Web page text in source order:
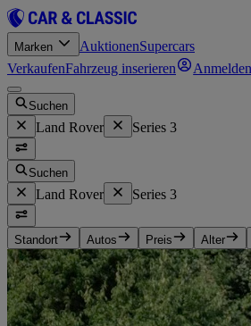
Marken AuktionenSupercars
VerkaufenFahrzeug inserieren Anmelden
Suchen
Land Rover Series 3
Suchen
Land Rover Series 3
Standort Autos Preis Alter